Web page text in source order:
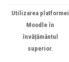
Utilizarea platformei
Moodle în
învățământul
superior.